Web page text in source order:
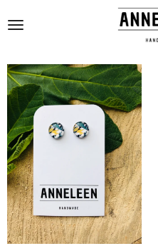
direct
de
hoofdinhoud